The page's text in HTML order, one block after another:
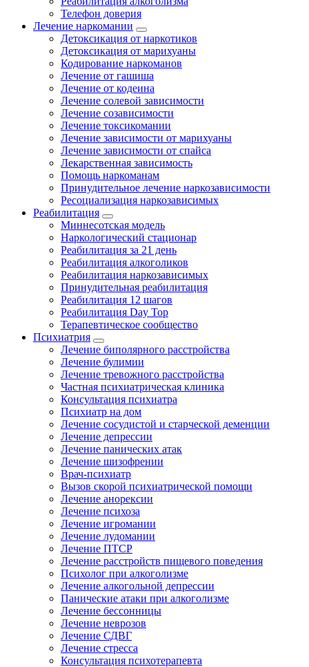
Телефон доверия
Лечение наркомании
Детоксикация от наркотиков
Детоксикация от марихуаны
Кодирование наркоманов
Лечение от гашиша
Лечение от кодеина
Лечение солевой зависимости
Лечение созависимости
Лечение токсикомании
Лечение зависимости от марихуаны
Лечение зависимости от спайса
Лекарственная зависимость
Помощь наркоманам
Принудительное лечение наркозависимости
Ресоциализация наркозависимых
Реабилитация
Миннесотская модель
Наркологический стационар
Реабилитация за 21 день
Реабилитация алкоголиков
Реабилитация наркозависимых
Принудительная реабилитация
Реабилитация 12 шагов
Реабилитация Day Top
Терапевтическое сообщество
Психиатрия
Лечение биполярного расстройства
Лечение булимии
Лечение тревожного расстройства
Частная психиатрическая клиника
Консультация психиатра
Психиатр на дом
Лечение сосудистой и старческой деменции
Лечение депрессии
Лечение панических атак
Лечение шизофрении
Врач-психиатр
Вызов скорой психиатрической помощи
Лечение анорексии
Лечение психоза
Лечение игромании
Лечение лудомании
Лечение ПТСР
Лечение расстройств пищевого поведения
Психолог при алкоголизме
Лечение алкогольной депрессии
Панические атаки при алкоголизме
Лечение бессонницы
Лечение неврозов
Лечение СДВГ
Лечение стресса
Консультация психотерапевта